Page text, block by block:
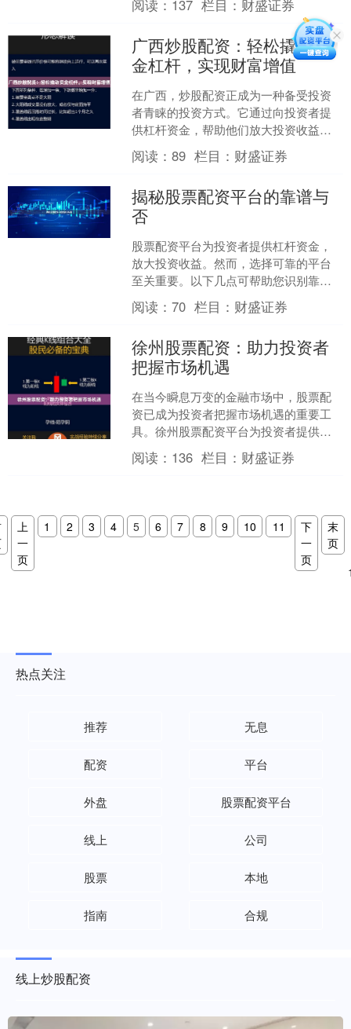
**安全可靠，资金保障*....
阅读： 137 栏目： 财盛证券
广西炒股配资：轻松撬动资
金杠杆，实现财富增值
在广西，炒股配资正成为一种备受投资
者青睐的投资方式。它通过向投资者提
供杠杆资金，帮助他们放大投资收益，
实现财富增值。 **什么是炒股配资？**
炒股配资是一种融....
阅读：89 栏目： 财盛证券
揭秘股票配资平台的靠谱与
否
股票配资平台为投资者提供杠杆资金，
放大投资收益。然而，选择可靠的平台
至关重要。以下几点可帮助您识别靠谱
的股票配资平台： **1. 监管合规：** 选
择受权威机构....
阅读：70 栏目： 财盛证券
徐州股票配资：助力投资者
把握市场机遇
在当今瞬息万变的金融市场中，股票配
资已成为投资者把握市场机遇的重要工
具。徐州股票配资平台为投资者提供资
金杠杆，放大投资收益，助力其在市场
中占据优势。 徐州股票配....
阅读： 136 栏目： 财盛证券
上
一
页
1 2 3 4 5 6 7 8 9 10 11
下
一
页
末
页
热点关注
推荐 无息
配资 平台
外盘 股票配资平台
线上 公司
股票 本地
指南 合规
线上炒股配资